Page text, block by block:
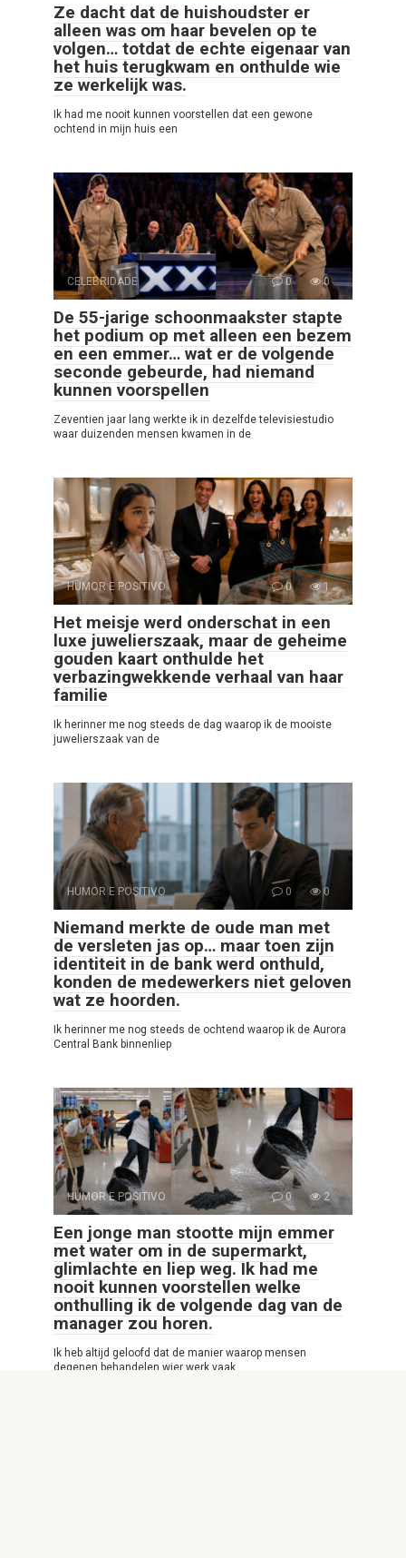
Ze dacht dat de huishoudster er
alleen was om haar bevelen op te
volgen… totdat de echte eigenaar van
het huis terugkwam en onthulde wie
ze werkelijk was.
Ik had me nooit kunnen voorstellen dat een gewone
ochtend in mijn huis een
CELEBRIDADE 0 0
De 55-jarige schoonmaakster stapte
het podium op met alleen een bezem
en een emmer… wat er de volgende
seconde gebeurde, had niemand
kunnen voorspellen
Zeventien jaar lang werkte ik in dezelfde televisiestudio
waar duizenden mensen kwamen in de
HUMOR E POSITIVO 0 1
Het meisje werd onderschat in een
luxe juwelierszaak, maar de geheime
gouden kaart onthulde het
verbazingwekkende verhaal van haar
familie
Ik herinner me nog steeds de dag waarop ik de mooiste
juwelierszaak van de
HUMOR E POSITIVO 0 0
Niemand merkte de oude man met
de versleten jas op… maar toen zijn
identiteit in de bank werd onthuld,
konden de medewerkers niet geloven
wat ze hoorden.
Ik herinner me nog steeds de ochtend waarop ik de Aurora
Central Bank binnenliep
HUMOR E POSITIVO 0 2
Een jonge man stootte mijn emmer
met water om in de supermarkt,
glimlachte en liep weg. Ik had me
nooit kunnen voorstellen welke
onthulling ik de volgende dag van de
manager zou horen.
Ik heb altijd geloofd dat de manier waarop mensen
degenen behandelen wier werk vaak